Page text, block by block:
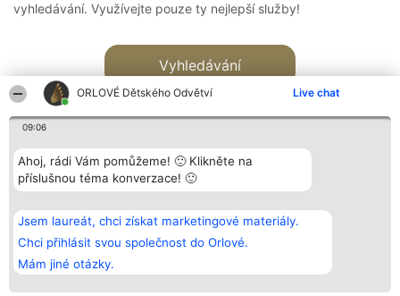
ORLOVÉ Dětského Odvětví Live chat
09:06
Ahoj, rádi Vám pomůžeme! 🙂 Klikněte na
příslušnou téma konverzace! 🙂
Jsem laureát, chci získat marketingové materiály.
Chci přihlásit svou společnost do Orlové.
Mám jiné otázky.
vyhledávání. Využívejte pouze ty nejlepší služby!
Vyhledávání
Bright Side Solutions sp. z o.
o. sp. k.
ul. Ruska 22
Wrocław 50-079
KRS 0000749100 | Regon
381313360 | NIP 8943132676
Vítězové
Seznam všech
laureátů
Zásady
Zásady
Kontakt